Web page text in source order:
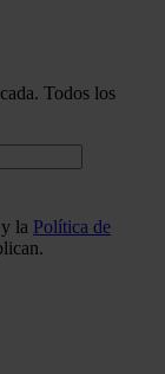
Todos los
la Política de